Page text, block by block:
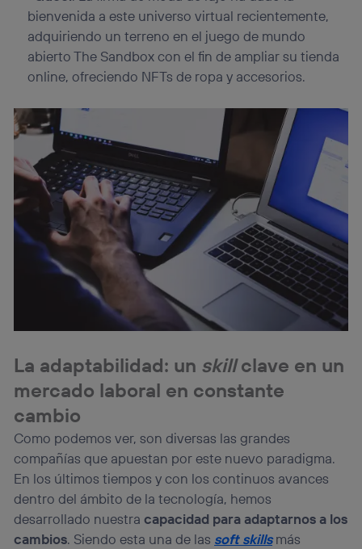
bienvenida a este universo virtual recientemente,
adquiriendo un terreno en el juego de mundo
abierto The Sandbox con el fin de ampliar su tienda
online, ofreciendo NFTs de ropa y accesorios.
La adaptabilidad: un skillclave en un
mercado laboral en constante
cambio
Como podemos ver, son diversas las grandes
compañías que apuestan por este nuevo paradigma.
En los últimos tiempos y con los continuos avances
dentro del ámbito de la tecnología, hemos
desarrollado nuestracapacidad para adaptarnos a los
cambios. Siendo esta una de las soft skillsmás